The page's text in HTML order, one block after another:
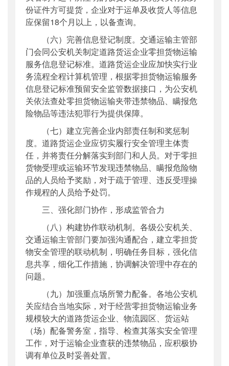
份证件方可提货，企业对于运单及收货人等信息
应保留18个月以上，以备查询。
（六）完善信息登记制度。交通运输主管部
门会同公安机关制定道路货运企业零担货物运输
服务信息登记标准。道路货运企业应加快实行业
务流程全程计算机管理，根据零担货物运输服务
信息登记标准预留安全监管数据接口，为公安机
关依法查处零担货物运输夹带违禁物品、瞒报危
险物品等违法犯罪行为提供保障。
（七）建立完善企业内部责任制和奖惩制
度。道路货运企业应切实履行安全管理主体责
任，并将责任分解落实到部门和人员。对于零担
货物受理或运输环节发现违禁物品、瞒报危险物
品的人员给予奖励，对于疏于管理、违反受理操
作规程的人员给予处罚。
三、强化部门协作，形成监管合力
（八）构建协作联动机制。各级公安机关、
交通运输主管部门要加强沟通配合，建立零担货
物安全管理的联动机制，明确任务目标，强化信
息共享，细化工作措施，协调解决管理中存在的
问题。
（九）加强重点场所警力配备。各地公安机
关应结合当地实际，对于经营零担货物运输业务
规模较大的道路货运企业、物流园区、货运站
（场）配备警务室，指导、检查其落实安全管理
工作，对于运输企业查获的违禁物品，应积极协
调有单位及时妥善处置。